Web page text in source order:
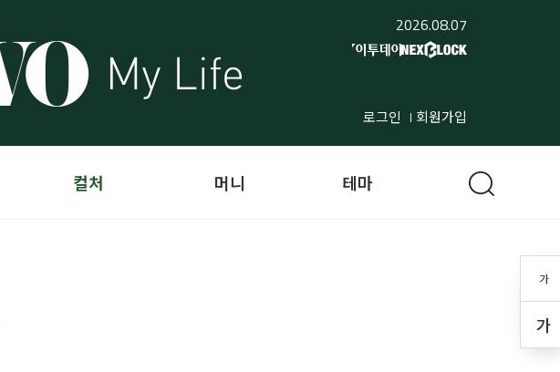
2026.08.07
로그인 회원가입
가
가
컬처 머니 테마